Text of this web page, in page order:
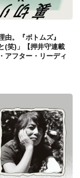
。『ボトムズ』
(笑)」【押井守連載
アフター・リーディ